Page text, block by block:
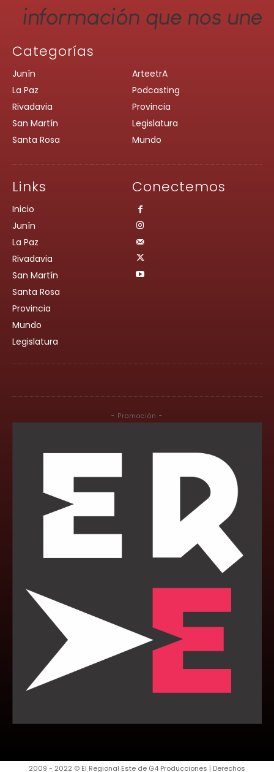
Categorías
Junín
La Paz
Rivadavia
San Martín
Santa Rosa
ArteetrA
Podcasting
Provincia
Legislatura
Mundo
Links
Inicio
Junín
La Paz
Rivadavia
San Martín
Santa Rosa
Provincia
Mundo
Legislatura
Conectemos
- Promoción -
2009 - 2022 © El Regional Este de G4 Producciones | Derechos